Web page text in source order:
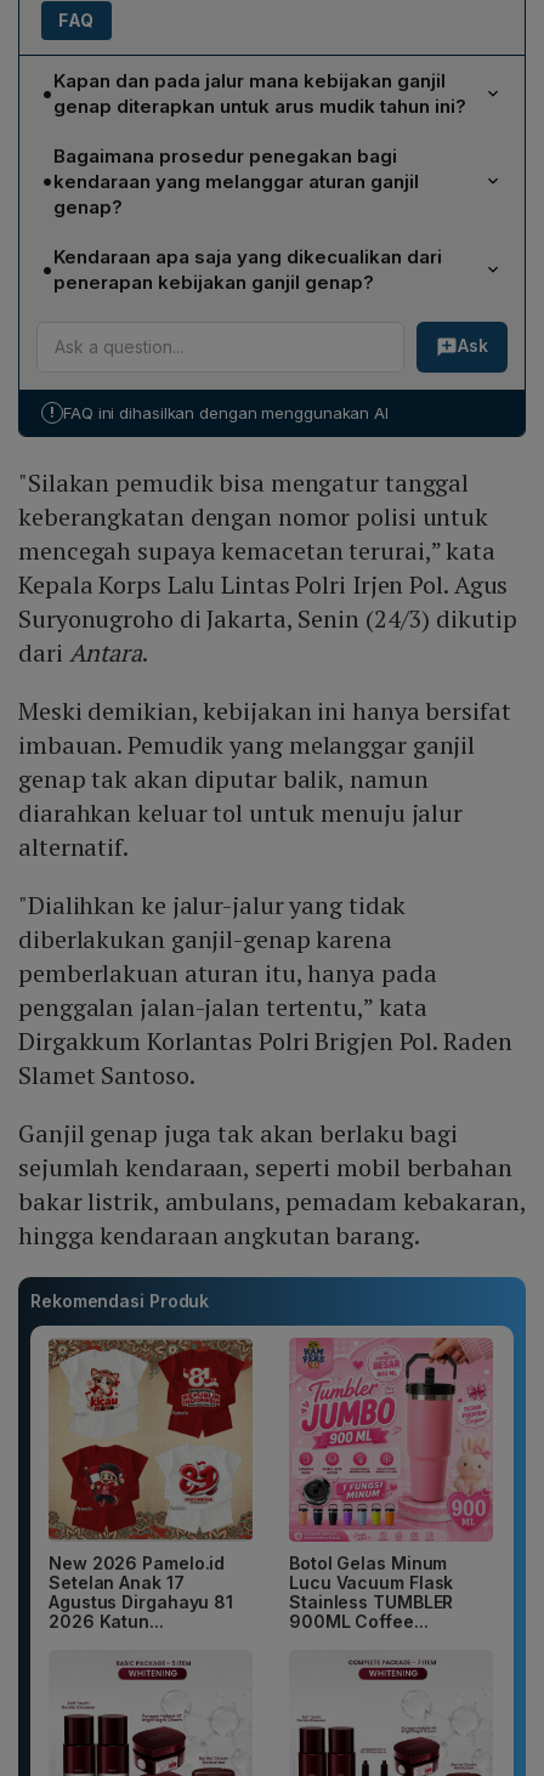
FAQ
•Kapan dan pada jalur mana kebijakan ganjil
genap diterapkan untuk arus mudik tahun ini?
Kebijakan ganjil genap untuk arus mudik diberlakukan
mulai Kamis 27 Maret sampai Minggu 30 Maret. Berlaku
pada kilometer 47‑414 Jalan Tol Jakarta‑Cikampek
hingga Semarang‑Batang, serta pada kilometer 31‑98
Jalan Tol Tangerang‑Merak.
•
Bagaimana prosedur penegakan bagi
kendaraan yang melanggar aturan ganjil
genap?
Meskipun kebijakan bersifat imbauan, kendaraan yang
melanggar tidak diputar balik. Pengemudi akan
diarahkan keluar tol dan disarankan mengambil jalur
alternatif yang tidak dikenakan ganjil‑genap, sesuai
arahan Dirgakkum Korlantas Polri.
•Kendaraan apa saja yang dikecualikan dari
penerapan kebijakan ganjil genap?
Kendaraan yang dikecualikan meliputi mobil berbahan
bakar listrik, ambulans, kendaraan pemadam
kebakaran, serta kendaraan angkutan barang. Selain
diimplementasikan untuk mengurangi penumpukan
Ask
! FAQ ini dihasilkan dengan menggunakan AI
"Silakan pemudik bisa mengatur tanggal
keberangkatan dengan nomor polisi untuk
mencegah supaya kemacetan terurai,” kata
Kepala Korps Lalu Lintas Polri Irjen Pol. Agus
Suryonugroho di Jakarta, Senin (24/3) dikutip
dari Antara.
Meski demikian, kebijakan ini hanya bersifat
imbauan. Pemudik yang melanggar ganjil
genap tak akan diputar balik, namun
diarahkan keluar tol untuk menuju jalur
alternatif.
"Dialihkan ke jalur-jalur yang tidak
diberlakukan ganjil-genap karena
pemberlakuan aturan itu, hanya pada
penggalan jalan-jalan tertentu,” kata
Dirgakkum Korlantas Polri Brigjen Pol. Raden
Slamet Santoso.
Ganjil genap juga tak akan berlaku bagi
sejumlah kendaraan, seperti mobil berbahan
bakar listrik, ambulans, pemadam kebakaran,
hingga kendaraan angkutan barang.
Rekomendasi Produk
New 2026 Pamelo.id
Setelan Anak 17
Agustus Dirgahayu 81
2026 Katun...
Botol Gelas Minum
Lucu Vacuum Flask
Stainless TUMBLER
900ML Coffee...